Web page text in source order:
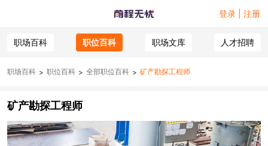
登录 | 注册
职场百科 职位百科 职场文库 人才招聘
职场百科 > 职位百科 > 全部职位百科 > 矿产勘探工程师
矿产勘探工程师